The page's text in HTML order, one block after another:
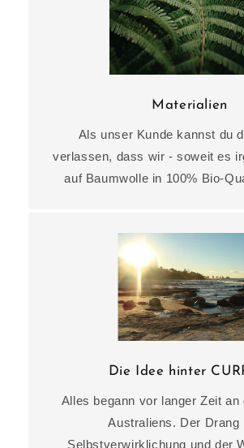
Materialien
Als unser Kunde kannst du
verlassen, dass wir - soweit es
auf Baumwolle in 100% Bio-
Die Idee hinter
Alles begann vor langer Zeit
Australiens. Der Drang
Selbstverwirklichung und der